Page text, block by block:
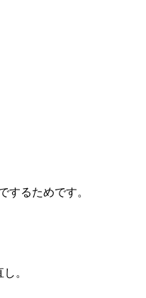
するためです。
。